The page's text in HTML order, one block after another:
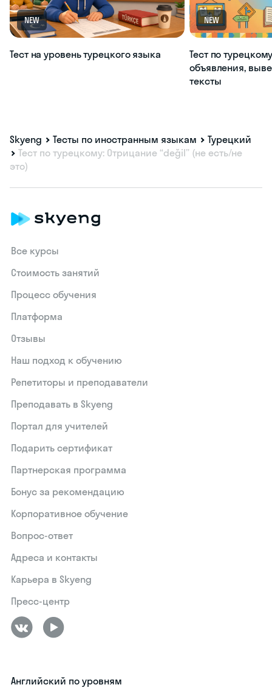
NEW
Тест на уровень турецкого языка
NEW
Тест по
объявления,
тексты
Skyeng Тесты по иностранным языкам
Турецкий
Тест по турецкому: Отрицание “değil” (не есть/не
это)
Все курсы
Стоимость занятий
Процесс обучения
Платформа
Отзывы
Наш подход к обучению
Репетиторы и преподаватели
Преподавать в Skyeng
Портал для учителей
Подарить сертификат
Партнерская программа
Бонус за рекомендацию
Корпоративное обучение
Вопрос-ответ
Адреса и контакты
Карьера в Skyeng
Пресс-центр
Английский по уровням